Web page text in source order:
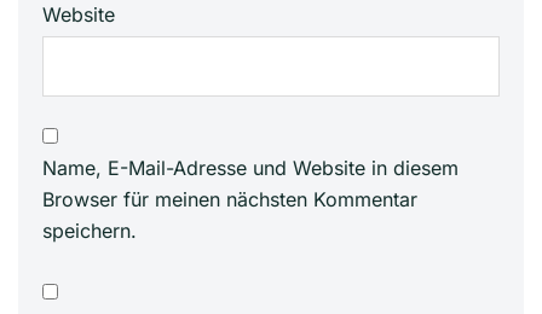
Website
Name, E-Mail-Adresse und Website in diesem
Browser für meinen nächsten Kommentar
speichern.